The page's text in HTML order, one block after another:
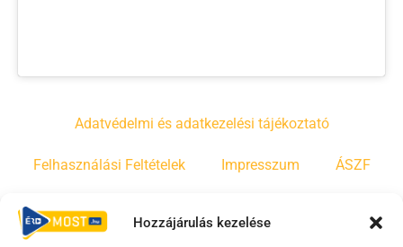
Hozzájárulás kezelése
Adatvédelmi és adatkezelési tájékoztató
Felhasználási Feltételek Impresszum ÁSZF